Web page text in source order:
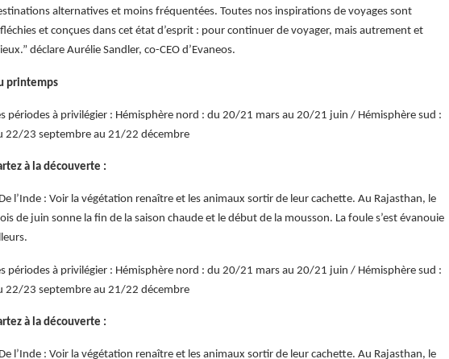
alternatives et moins fréquentées. Toutes nos inspirations de voyages sont
et conçues dans cet état d’esprit : pour continuer de voyager, mais autrement et
déclare Aurélie Sandler, co-CEO d’Evaneos.
printemps
périodes à privilégier : Hémisphère nord : du 20/21 mars au 20/21 juin / Hémisphère sud :
22/23 septembre au 21/22 décembre
à la découverte :
l’Inde : Voir la végétation renaître et les animaux sortir de leur cachette. Au Rajasthan, le
de juin sonne la fin de la saison chaude et le début de la mousson. La foule s’est évanouie
périodes à privilégier : Hémisphère nord : du 20/21 mars au 20/21 juin / Hémisphère sud :
22/23 septembre au 21/22 décembre
à la découverte :
l’Inde : Voir la végétation renaître et les animaux sortir de leur cachette. Au Rajasthan, le